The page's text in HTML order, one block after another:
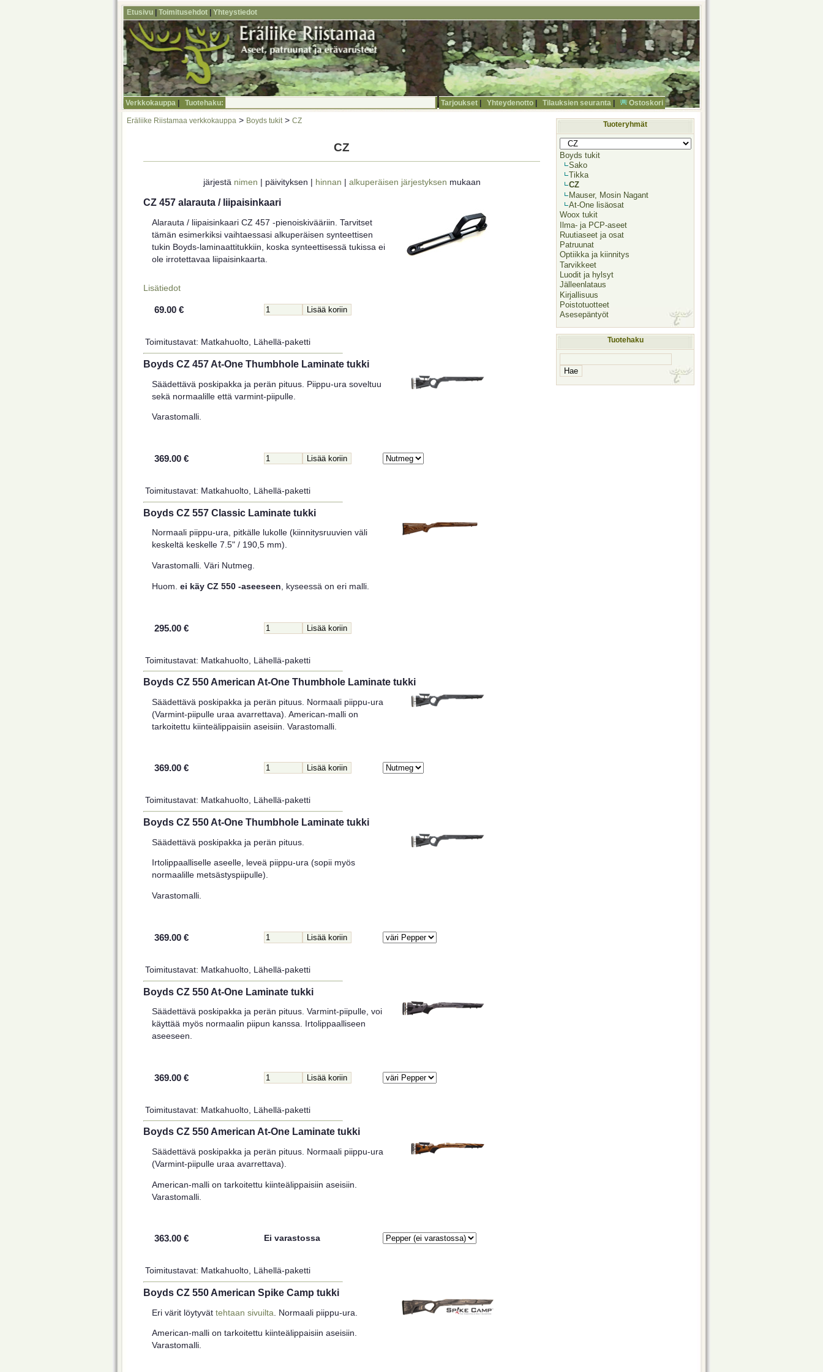
Etusivu Toimitusehdot Yhteystiedot
Verkkokauppa Tuotehaku: Tarjoukset Yhteydenotto Tilauksien seuranta Ostoskori
Eräliike Riistamaa verkkokauppa > Boyds tukit > CZ
CZ
järjestä nimen | päivityksen | hinnan | alkuperäisen järjestyksen mukaan
CZ 457 alarauta / liipaisinkaari
Alarauta / liipaisinkaari CZ 457 -pienoiskivääriin. Tarvitset
tämän esimerkiksi vaihtaessasi alkuperäisen synteettisen
tukin Boyds-laminaattitukkiin, koska synteettisessä tukissa ei
ole irrotettavaa liipaisinkaarta.
Lisätiedot
69.00 €
Toimitustavat: Matkahuolto, Lähellä-paketti
Boyds CZ 457 At-One Thumbhole Laminate tukki
Säädettävä poskipakka ja perän pituus. Piippu-ura soveltuu
sekä normaalille että varmint-piipulle.
Varastomalli.
369.00 €
Toimitustavat: Matkahuolto, Lähellä-paketti
Boyds CZ 557 Classic Laminate tukki
Normaali piippu-ura, pitkälle lukolle (kiinnitysruuvien väli
keskeltä keskelle 7.5" / 190,5 mm).
Varastomalli. Väri Nutmeg.
Huom. ei käy CZ 550 -aseeseen , kyseessä on eri malli.
295.00 €
Toimitustavat: Matkahuolto, Lähellä-paketti
Boyds CZ 550 American At-One Thumbhole Laminate tukki
Säädettävä poskipakka ja perän pituus. Normaali piippu-ura
(Varmint-piipulle uraa avarrettava). American-malli on
tarkoitettu kiinteälippaisiin aseisiin. Varastomalli.
369.00 €
Toimitustavat: Matkahuolto, Lähellä-paketti
Boyds CZ 550 At-One Thumbhole Laminate tukki
Säädettävä poskipakka ja perän pituus.
Irtolippaalliselle aseelle, leveä piippu-ura (sopii myös
normaalille metsästyspiipulle).
Varastomalli.
369.00 €
Toimitustavat: Matkahuolto, Lähellä-paketti
Boyds CZ 550 At-One Laminate tukki
Säädettävä poskipakka ja perän pituus. Varmint-piipulle, voi
käyttää myös normaalin piipun kanssa. Irtolippaalliseen
aseeseen.
369.00 €
Toimitustavat: Matkahuolto, Lähellä-paketti
Boyds CZ 550 American At-One Laminate tukki
Säädettävä poskipakka ja perän pituus. Normaali piippu-ura
(Varmint-piipulle uraa avarrettava).
American-malli on tarkoitettu kiinteälippaisiin aseisiin.
Varastomalli.
363.00 € Ei varastossa
Toimitustavat: Matkahuolto, Lähellä-paketti
Boyds CZ 550 American Spike Camp tukki
Eri värit löytyvät tehtaan sivuilta . Normaali piippu-ura.
American-malli on tarkoitettu kiinteälippaisiin aseisiin.
Varastomalli.
Tuoteryhmät
Boyds tukit
Sako
Tikka
CZ
Mauser, Mosin Nagant
At-One lisäosat
Woox tukit
Ilma- ja PCP-aseet
Ruutiaseet ja osat
Patruunat
Optiikka ja kiinnitys
Tarvikkeet
Luodit ja hylsyt
Jälleenlataus
Kirjallisuus
Poistotuotteet
Asesepäntyöt
Tuotehaku